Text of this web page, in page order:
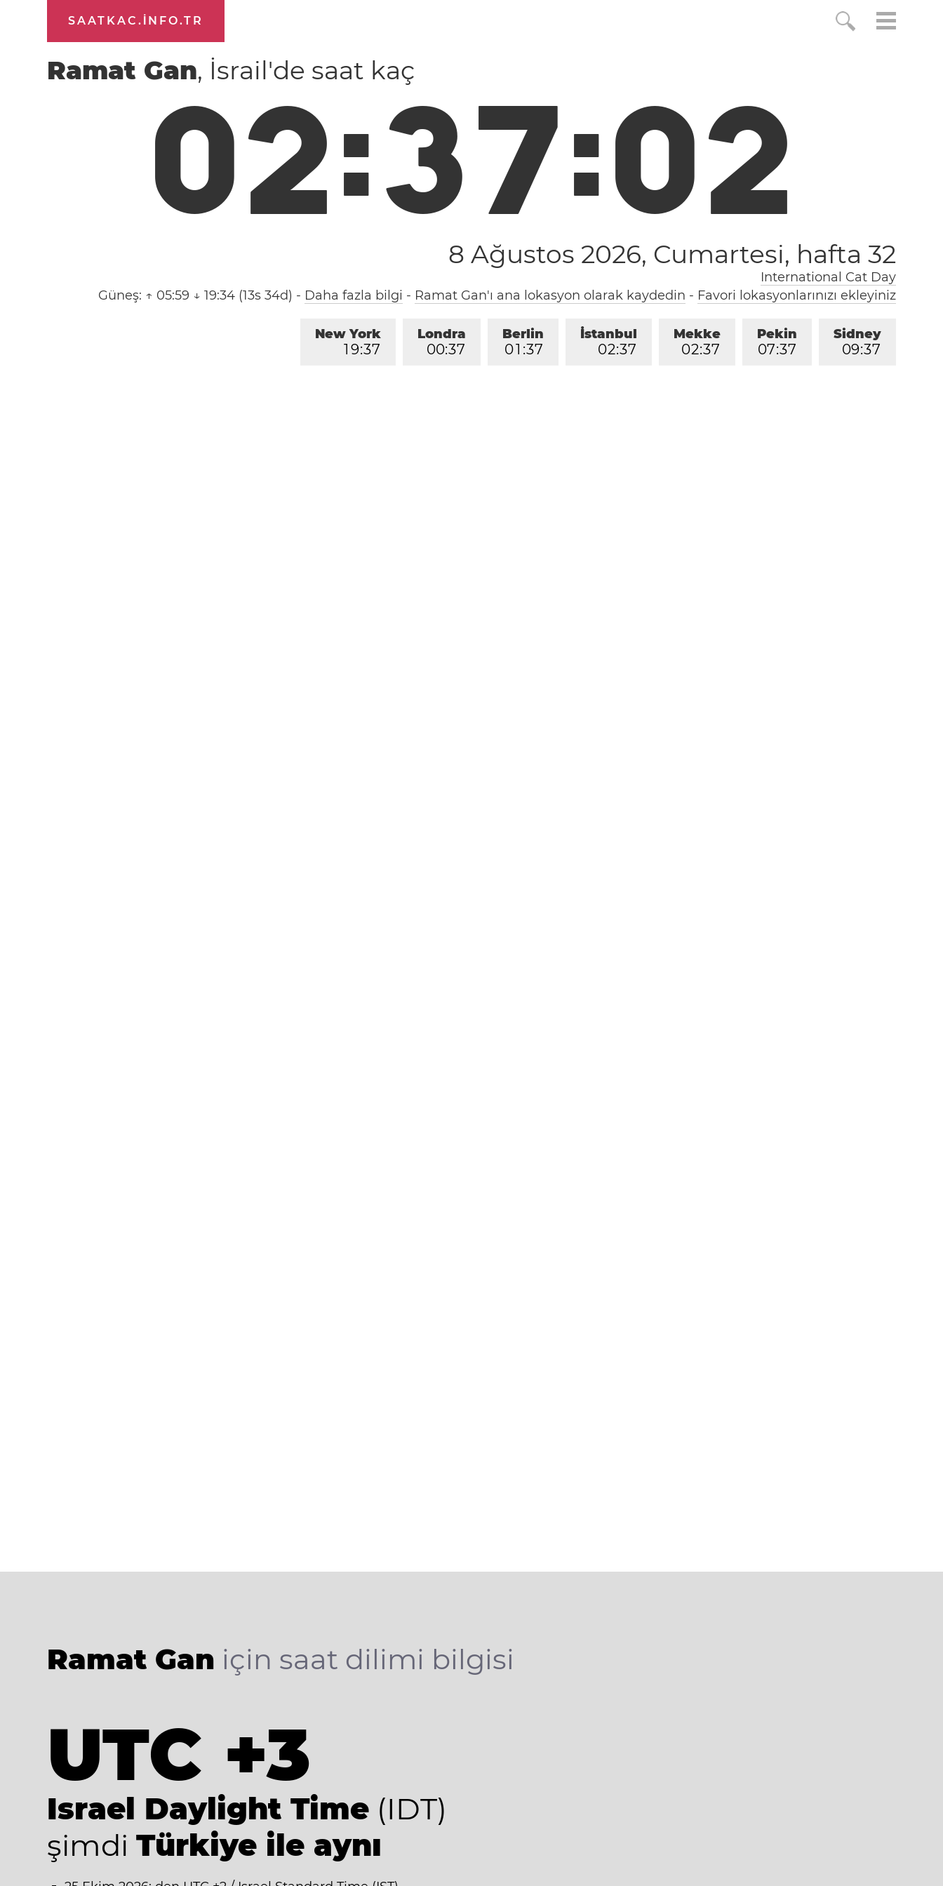
SAATKAC.INFO.TR
Ramat Gan, İsrail'de saat kaç
02:37:03
8 Ağustos 2026, Cumartesi, hafta 32
International Cat Day
Güneş: ↑ 05:59 ↓ 19:34 (13s 34d) - Daha fazla bilgi - Ramat Gan'ı ana lokasyon olarak kaydedin - Favori lokasyonlarınızı ekleyiniz
Sidney
09:37
Pekin
07:37
Mekke
02:37
İstanbul
02:37
Berlin
01 :37
Londra
00:37
New York
1 9:37
Ramat Gan için saat dilimi bilgisi
UTC +3
Israel Daylight Time (IDT)
şimdi Türkiye ile aynı